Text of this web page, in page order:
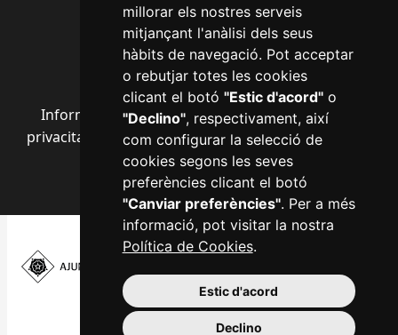
millorar els nostres serveis
mitjançant l'anàlisi dels seus
hàbits de navegació. Pot acceptar
o rebutjar totes les cookies
clicant el botó "Estic d'acord"o
"Declino", respectivament, així
com configurar la selecció de
cookies segons les seves
preferències clicant el botó
"Canviar preferències". Per a més
informació, pot visitar la nostra
Política de Cookies.
Estic d'acord
Declino
Informació bàsica RGPD·Avís legal·Política de
privacitat
Política de cookies·Accessibilitat
web·Configurar cookies
Plaça del Mercadal ·
43201 Reus